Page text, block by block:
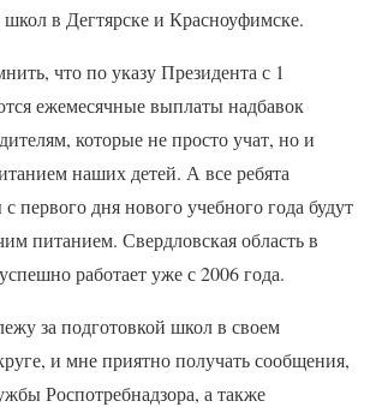
в Дегтярске и Красноуфимске.
что по указу Президента с 1
ежемесячные выплаты надбавок
которые не просто учат, но и
наших детей. А все ребята
первого дня нового учебного года будут
питанием. Свердловская область в
работает уже с 2006 года.
за подготовкой школ в своем
и мне приятно получать сообщения,
Роспотребнадзора, а также